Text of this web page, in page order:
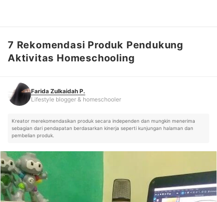
Farida Zulkaidah P.
7 Rekomendasi Produk Pendukung
Aktivitas Homeschooling
Farida Zulkaidah P.
Lifestyle blogger & homeschooler
Kreator merekomendasikan produk secara independen dan mungkin menerima
sebagian dari pendapatan berdasarkan kinerja seperti kunjungan halaman dan
pembelian produk.